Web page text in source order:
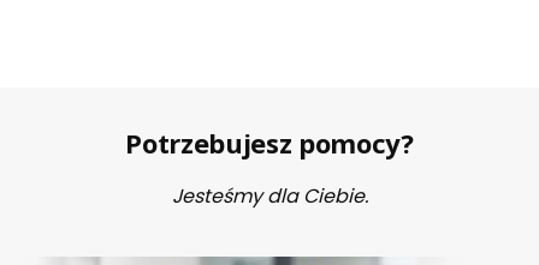
Potrzebujesz pomocy?
Jesteśmy dla Ciebie.